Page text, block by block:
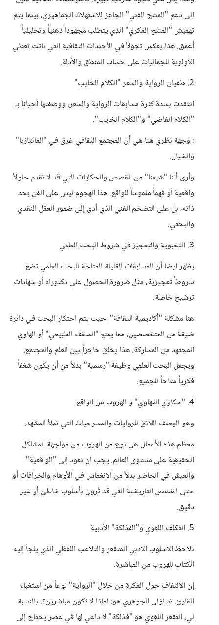
إلى دعم "المنتج الفني" الجاهز للاستهلاك الجماهيري، بينما يتم
تهميش "المنتج الفكري" الذي يتطلب مجهوداً ذهنياً وتحليلياً
أعمق. هذا يعكس تحولاً في الأجندات الثقافية التي باتت تعطي
الأولوية للجماليات على حساب المنطق والأدلة.
2. طغيان الرواية والشعر "الكلام الخايب"
انتقدت بشدة كثرة مسابقات الرواية والشعر، ووصفتها أحياناً بـ
"الكلام الفاضي" و"الكلام الخايب".
: وجهة نظري هنا هي أن المجتمع الثقافي غرق في "الفانتازيا"
والخيال.
وأرى أننا "شبعنا" من القصص والحكايات التي قد لا تقدم حلولاً
واقعية أو فهماً ملموساً للواقع. هذا الهجوم ليس على الفن بحد
ذاته، بل على التضخم الفني الذي أدى إلى ضمور العقل النقدي
والبحثي.
3. النخبوية والتعجيز في شروط البحث العلمي
يظهر ايضا أن المسابقات القليلة المتاحة للبحث العلمي تضع
شروطاً تعجيزية، مثل ضرورة الحصول على دكتوراه أو شهادات
ترشيح خاصة.
هنا مشكلة "أكاديمية الثقافة"؛ حيث يتم احتكار البحث في دائرة
ضيقة من المتخصصين، مما يمنع "المثقف الطبيعي" أو الهاوي
المجتهد من المشاركة. هذا يخلق حاجزاً بين العلم والمجتمع،
ويجعل البحث العلمي وظيفة "رسمية" بدلاً من أن يكون شغفاً
فكرياً متاحاً للجميع.
4. "حكاوي القهاوي" و الهروب من الواقع
وهو الوصف اللائق للروايات والمسرحيات التي تملأ المشهد.
معظم هذه الأعمال هي نوع من الهروب من مواجهة المشاكل
الحقيقية على مستوى العالم. يجب ان نعود إلى "الواقعية"
والعيش في الحاضر بدلاً من الانغماس في الأوهام والخرافات أو
حتى القصص التاريخية التي قد تُروى بأسلوب خاطئ أو غير
دقيق.
5. التكلف اللغوي و"الفذلكة" الأدبية
نلاحظ الأسلوب الأدبي المتقعر والتلاعب اللفظي الذي يلجأ إليه
الكتاب للهروب من المباشرة.
إن الالتفاف حول الفكرة من خلال "الرواية" نوعاً من استغباء
القارئ. تساؤلى الجوهري هو: لماذا لا نكون مباشرين؟. بالنسبة
لي، التقعر اللغوي هو "فذلكة" لا داعي لها في عصر يحتاج إلى